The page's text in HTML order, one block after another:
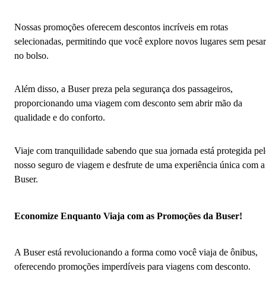
Nossas promoções oferecem descontos incríveis em rotas
selecionadas, permitindo que você explore novos lugares sem pesar
no bolso.
Além disso, a Buser preza pela segurança dos passageiros,
proporcionando uma viagem com desconto sem abrir mão da
qualidade e do conforto.
Viaje com tranquilidade sabendo que sua jornada está protegida
nosso seguro de viagem e desfrute de uma experiência única com a
Buser.
Economize Enquanto Viaja com as Promoções da Buser!
A Buser está revolucionando a forma como você viaja de ônibus,
oferecendo promoções imperdíveis para viagens com desconto.